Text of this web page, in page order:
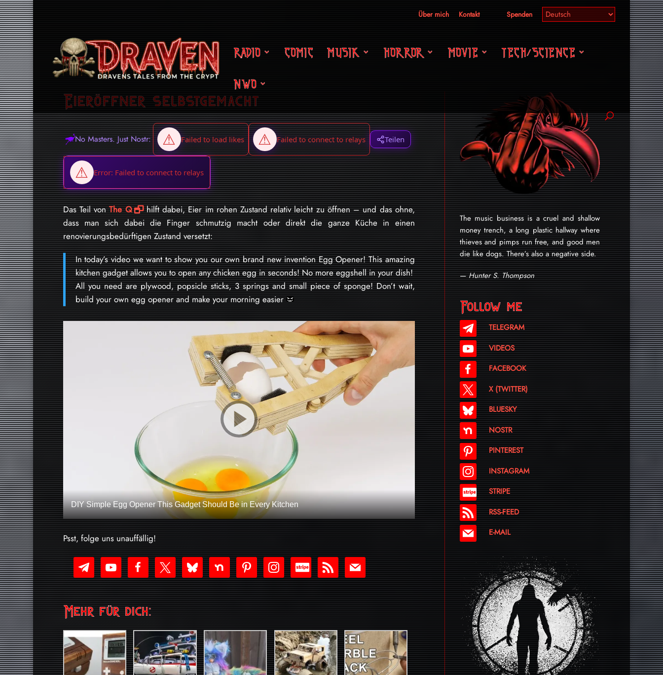
Über mich Kontakt Spenden
RADIO COMIC MUSIK HORROR MOVIE TECH/SCIENCE
NWO
Eieröffner selbstgemacht
No Masters. Just Nostr: Teilen
Das Teil vonThe Q
hilft dabei, Eier im rohen Zustand relativ leicht zu öffnen – und das ohne,
dass man sich dabei die Finger schmutzig macht oder direkt die ganze Küche in einen
renovierungsbedürftigen Zustand versetzt:
In today’s video we want to show you our own brand new invention Egg Opener! This amazing
kitchen gadget allows you to open any chicken egg in seconds! No more eggshell in your dish!
All you need are plywood, popsicle sticks, 3 springs and small piece of sponge! Don’t wait,
build your own egg opener and make your morning easier
DIY Simple Egg Opener This Gadget Should Be in Every Kitchen
Psst, folge uns unauffällig!
telegramyoutube-
play
facebookx blueskynextdoorpinterestinstagram
cc-
stripe
rss mail
Mehr für dich:
The music business is a cruel and shallow
money trench, a long plastic hallway where
thieves and pimps run free, and good men
die like dogs. There’s also a negative side.
—Hunter S. Thompson
Follow me
TELEGRAM
VIDEOS
FACEBOOK
X (TWITTER)
BLUESKY
NOSTR
PINTEREST
INSTAGRAM
STRIPE
RSS-FEED
E-MAIL